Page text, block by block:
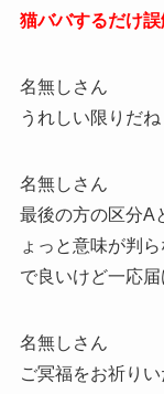
猫ババするだけ
名無しさん
うれしい限りだね
名無しさん
最後の方の区分A
ょっと意味が判
で良いけど一応
名無しさん
ご冥福をお祈りい